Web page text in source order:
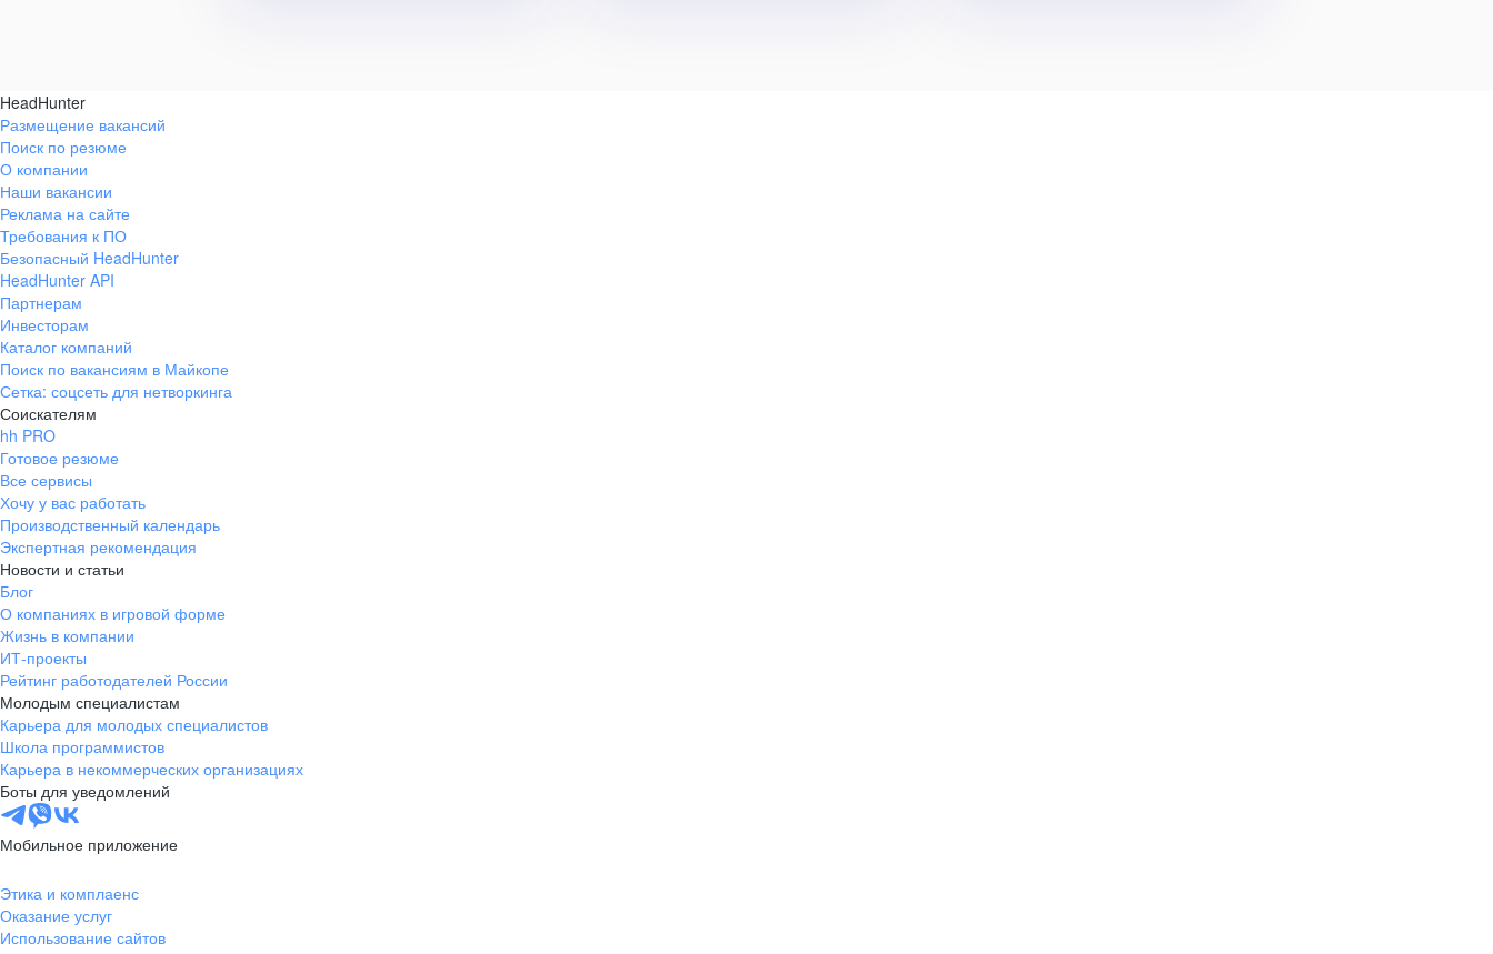
HeadHunter
Размещение вакансий
Поиск по резюме
О компании
Наши вакансии
Реклама на сайте
Требования к ПО
Безопасный HeadHunter
HeadHunter API
Партнерам
Инвесторам
Каталог компаний
Поиск по вакансиям в Майкопе
Сетка: соцсеть для нетворкинга
Соискателям
hh PRO
Готовое резюме
Все сервисы
Хочу у вас работать
Производственный календарь
Экспертная рекомендация
Новости и статьи
Блог
О компаниях в игровой форме
Жизнь в компании
ИТ-проекты
Рейтинг работодателей России
Молодым специалистам
Карьера для молодых специалистов
Школа программистов
Карьера в некоммерческих организациях
Боты для уведомлений
Мобильное приложение
Этика и комплаенс
Оказание услуг
Использование сайтов